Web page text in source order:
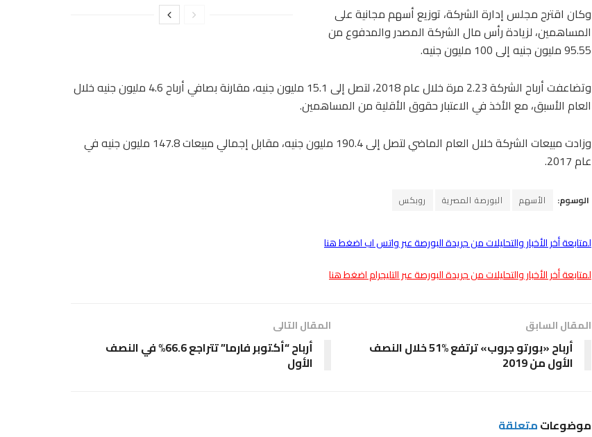
وكان اقترح مجلس إدارة الشركة، توزيع أسهم مجانية على
المساهمين، لزيادة رأس مال الشركة المصدر والمدفوع من
95.55 مليون جنيه إلى 100 مليون جنيه.
وتضاعفت أرباح الشركة 2.23 مرة خلال عام 2018، لتصل إلى 15.1 مليون جنيه، مقارنة بصافي أرباح 4.6 مليون جنيه خلال
العام الأسبق، مع الأخذ في الاعتبار حقوق الأقلية من المساهمين.
وزادت مبيعات الشركة خلال العام الماضي لتصل إلى 190.4 مليون جنيه، مقابل إجمالي مبيعات 147.8 مليون جنيه في
عام 2017.
الوسوم: الأسهم البورصة المصرية روبكس
لمتابعة أخر الأخبار والتحليلات من جريدة البورصة عبر واتس اب اضغط هنا
لمتابعة أخر الأخبار والتحليلات من جريدة البورصة عبر التليجرام اضغط هنا
المقال السابق
أرباح «بورتو جروب» ترتفع %51 خلال النصف
الأول من 2019
المقال التالى
أرباح “أكتوبر فارما” تتراجع 66.6% في النصف
الأول
موضوعاتمتعلقة